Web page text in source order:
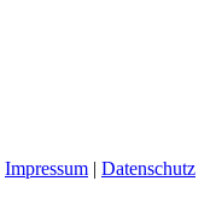
Impressum | Datenschutz